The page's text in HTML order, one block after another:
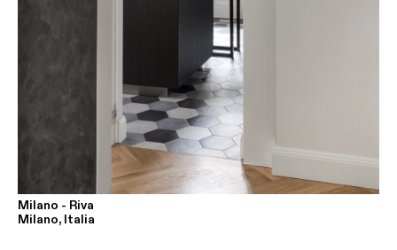
Milano - Riva
Milano, Italia